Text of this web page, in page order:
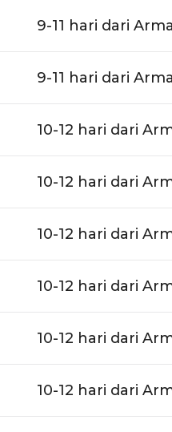
9-11 hari dari
9-11 hari dari
10-12 hari dari
10-12 hari dari
10-12 hari dari
10-12 hari dari
10-12 hari dari
10-12 hari dari